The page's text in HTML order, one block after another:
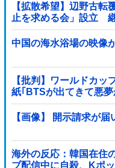
【拡散希望】辺野古転
止を求める会」設立
ラファン立ち上げも準
中国の海水浴場の映像
【批判】ワールドカッ
紙｢BTSが出てきて悪
【画像】 開示請求が
海外の反応：韓国在住
ブ配信中に自殺、Kポ